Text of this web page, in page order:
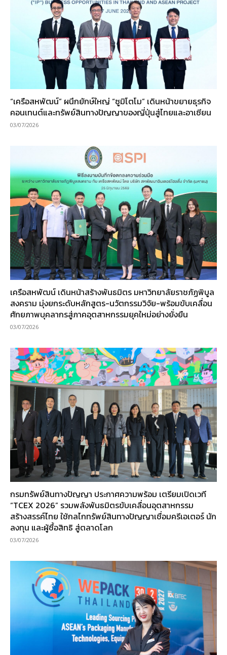
“เครือสหพัฒน์” ผนึกยักษ์ใหญ่ “ซูมิโตโม” เดินหน้าขยายธุรกิจ
คอนเทนต์และทรัพย์สินทางปัญญาของญี่ปุ่นสู่ไทยและอาเซียน
03/07/2026
เครือสหพัฒน์ เดินหน้าสร้างพันธมิตร มหาวิทยาลัยราชภัฏพิบูล
สงคราม มุ่งยกระดับหลักสูตร-นวัตกรรมวิจัย-พร้อมขับเคลื่อน
ศักยภาพบุคลากรสู่ภาคอุตสาหกรรมยุคใหม่อย่างยั่งยืน
03/07/2026
กรมทรัพย์สินทางปัญญา ประกาศความพร้อม เตรียมเปิดเวที
“TCEX 2026” รวมพลังพันธมิตรขับเคลื่อนอุตสาหกรรม
สร้างสรรค์ไทย ใช้กลไกทรัพย์สินทางปัญญาเชื่อมครีเอเตอร์ นัก
ลงทุน และผู้ซื้อสิทธิ สู่ตลาดโลก
03/07/2026